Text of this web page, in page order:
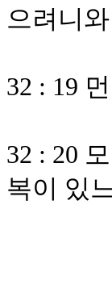
으려니와
32 : 19
32 : 20
복이 있